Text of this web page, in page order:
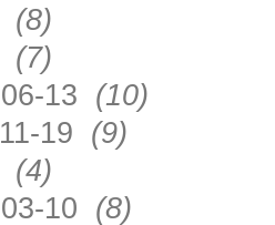
(8)
(7)
13 (10)
19 (9)
(4)
10 (8)